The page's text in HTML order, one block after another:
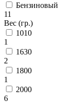
Бензиновый
11
Вес (гр.)
1010
1
1630
2
1800
1
2000
6